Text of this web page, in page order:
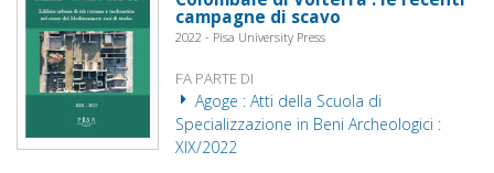
campagne di scavo
2022 - Pisa University Press
FA PARTE DI
Agoge : Atti della Scuola di
Specializzazione in Beni Archeologici :
XIX/2022